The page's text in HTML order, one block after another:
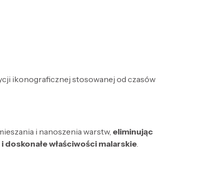
ikonograficznej stosowanej od czasów
i nanoszenia warstw, eliminując
doskonałe właściwości malarskie